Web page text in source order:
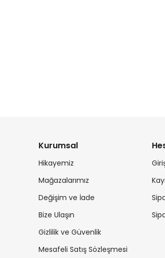
Kurumsal
Hikayemiz
Mağazalarımız
Değişim ve İade
Bize Ulaşın
Gizlilik ve Güvenlik
Mesafeli Satış Sözleşmesi